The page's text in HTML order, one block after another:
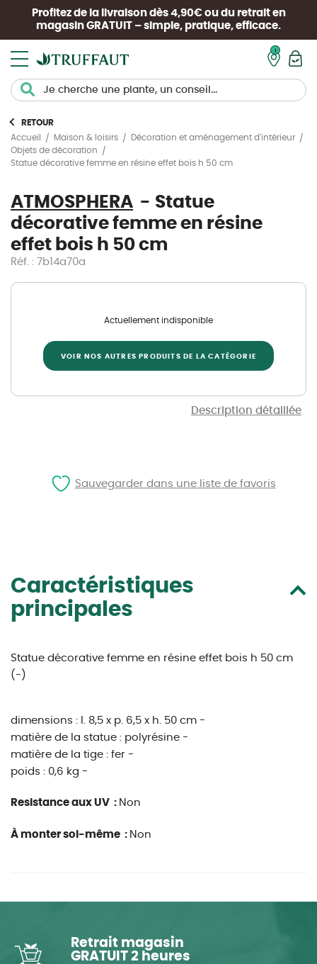
Profitez de la livraison dès 4,90€ ou du retrait en
magasin GRATUIT – simple, pratique, efficace.
RETOUR
Accueil
Maison & loisirs
Décoration et aménagement d'intérieur
Objets de décoration
Statue décorative femme en résine effet bois h 50 cm
ATMOSPHERA
Statue
décorative femme en résine
effet bois h 50 cm
Réf. : 7b14a70a
Description détaillée
Actuellement indisponible
VOIR NOS AUTRES PRODUITS DE LA CATÉGORIE
Caractéristiques
principales
Statue décorative femme en résine effet bois h 50 cm
(-)
dimensions : l. 8,5 x p. 6,5 x h. 50 cm -
matière de la statue : polyrésine -
matière de la tige : fer -
poids : 0,6 kg -
Resistance aux UV : Non
À monter soi-même : Non
Sauvegarder dans une liste de favoris
Retrait magasin
GRATUIT 2 heures